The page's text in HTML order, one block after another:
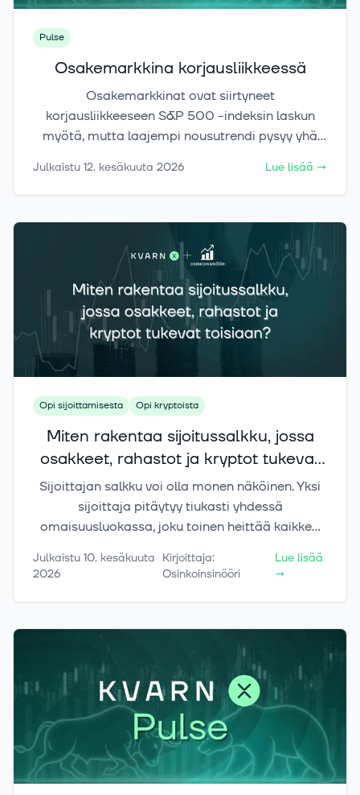
Pulse
Osakemarkkina korjausliikkeessä
Osakemarkkinat ovat siirtyneet
korjausliikkeeseen S&P 500 -indeksin laskun
myötä, mutta laajempi nousutrendi pysyy yhä
Samaan aikaan suurimman kryptovaluutta
Bitcoinin kurssi on pysynyt yli 60 000 dollarissa.
Julkaistu 12. kesäkuuta 2026 Lue lisää →
Opi sijoittamisesta Opi kryptoista
Miten rakentaa sijoitussalkku, jossa
osakkeet, rahastot ja kryptot tukevat
toisiaan?
Sijoittajan salkku voi olla monen näköinen. Yksi
sijoittaja pitäytyy tiukasti yhdessä
omaisuusluokassa, joku toinen heittää kaikkea
hajautukseksi. Totuus on kuitenkin se, että eri
tapoja sijoittaa, vaan ne ovat työkaluja, joilla on
eri tehtävät.
Julkaistu 10. kesäkuuta
2026
Kirjoittaja:
Osinkoinsinööri
Lue lisää
→